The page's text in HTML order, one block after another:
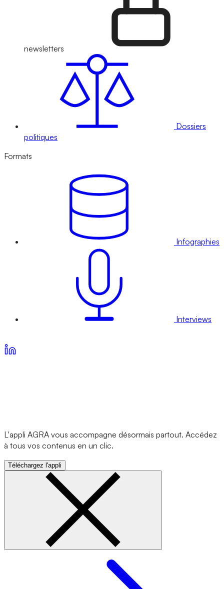
newsletters
Dossiers
politiques
Formats
Infographies
Interviews
L'appli AGRA vous accompagne désormais partout. Accédez
à tous vos contenus en un clic.
Téléchargez l'appli